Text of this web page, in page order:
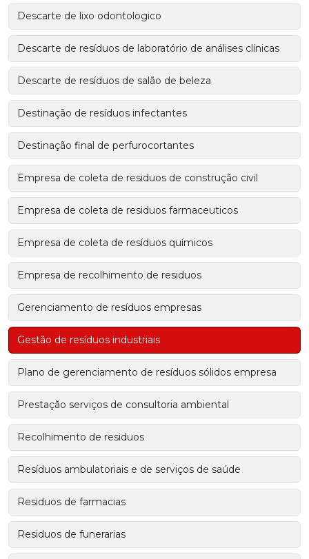
Descarte de lixo odontologico
Descarte de resíduos de laboratório de análises clínicas
Descarte de resíduos de salão de beleza
Destinação de resíduos infectantes
Destinação final de perfurocortantes
Empresa de coleta de residuos de construção civil
Empresa de coleta de residuos farmaceuticos
Empresa de coleta de resíduos químicos
Empresa de recolhimento de residuos
Gerenciamento de resíduos empresas
Gestão de resíduos industriais
Plano de gerenciamento de resíduos sólidos empresa
Prestação serviços de consultoria ambiental
Recolhimento de residuos
Resíduos ambulatoriais e de serviços de saúde
Residuos de farmacias
Residuos de funerarias